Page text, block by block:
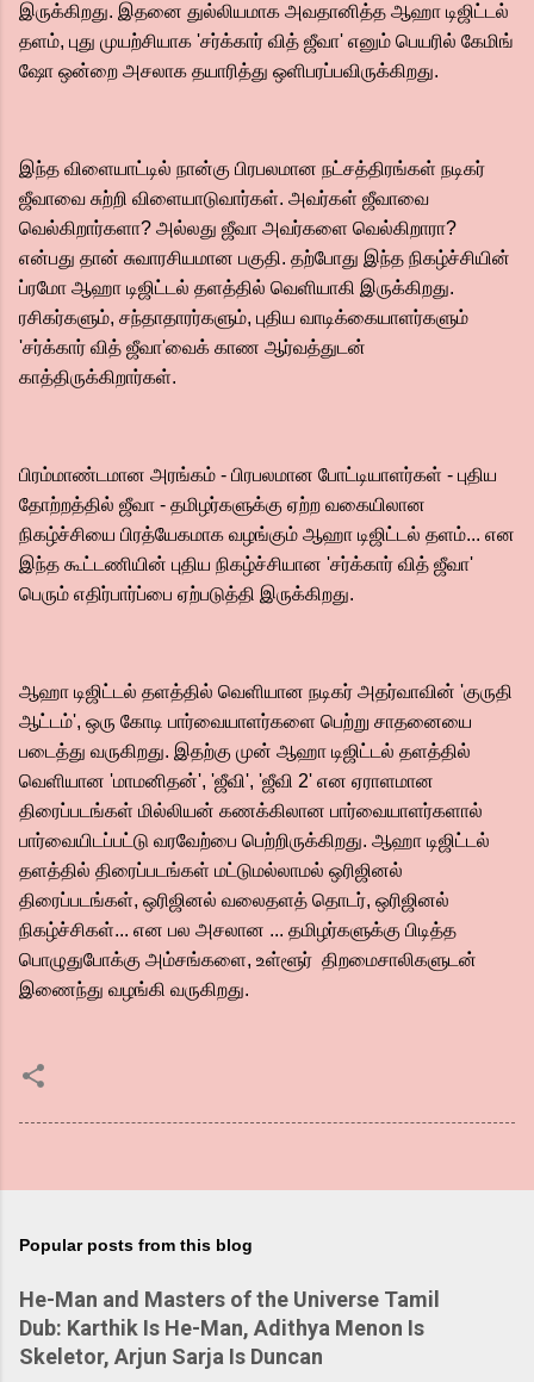
இருக்கிறது. இதனை துல்லியமாக அவதானித்த ஆஹா டிஜிட்டல்
தளம், புது முயற்சியாக 'சர்க்கார் வித் ஜீவா' எனும் பெயரில் கேமிங்
ஷோ ஒன்றை அசலாக தயாரித்து ஒளிபரப்பவிருக்கிறது.
இந்த விளையாட்டில் நான்கு பிரபலமான நட்சத்திரங்கள் நடிகர்
ஜீவாவை சுற்றி விளையாடுவார்கள். அவர்கள் ஜீவாவை
வெல்கிறார்களா? அல்லது ஜீவா அவர்களை வெல்கிறாரா?
என்பது தான் சுவாரசியமான பகுதி. தற்போது இந்த நிகழ்ச்சியின்
ப்ரமோ ஆஹா டிஜிட்டல் தளத்தில் வெளியாகி இருக்கிறது.
ரசிகர்களும், சந்தாதாரர்களும், புதிய வாடிக்கையாளர்களும்
'சர்க்கார் வித் ஜீவா'வைக் காண ஆர்வத்துடன்
காத்திருக்கிறார்கள்.
பிரம்மாண்டமான அரங்கம் - பிரபலமான போட்டியாளர்கள் - புதிய
தோற்றத்தில் ஜீவா - தமிழர்களுக்கு ஏற்ற வகையிலான
நிகழ்ச்சியை பிரத்யேகமாக வழங்கும் ஆஹா டிஜிட்டல் தளம்... என
இந்த கூட்டணியின் புதிய நிகழ்ச்சியான 'சர்க்கார் வித் ஜீவா'
பெரும் எதிர்பார்ப்பை ஏற்படுத்தி இருக்கிறது.
ஆஹா டிஜிட்டல் தளத்தில் வெளியான நடிகர் அதர்வாவின் 'குருதி
ஆட்டம்', ஒரு கோடி பார்வையாளர்களை பெற்று சாதனையை
படைத்து வருகிறது. இதற்கு முன் ஆஹா டிஜிட்டல் தளத்தில்
வெளியான 'மாமனிதன்', 'ஜீவி', 'ஜீவி 2' என ஏராளமான
திரைப்படங்கள் மில்லியன் கணக்கிலான பார்வையாளர்களால்
பார்வையிடப்பட்டு வரவேற்பை பெற்றிருக்கிறது. ஆஹா டிஜிட்டல்
தளத்தில் திரைப்படங்கள் மட்டுமல்லாமல் ஒரிஜினல்
திரைப்படங்கள், ஒரிஜினல் வலைதளத் தொடர், ஒரிஜினல்
நிகழ்ச்சிகள்... என பல அசலான ... தமிழர்களுக்கு பிடித்த
பொழுதுபோக்கு அம்சங்களை, உள்ளூர் திறமைசாலிகளுடன்
இணைந்து வழங்கி வருகிறது.
Popular posts from this blog
He-Man and Masters of the Universe Tamil
Dub: Karthik Is He-Man, Adithya Menon Is
Skeletor, Arjun Sarja Is Duncan